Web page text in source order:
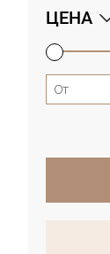
M
L
XL
2XL
ЦЕНА
От